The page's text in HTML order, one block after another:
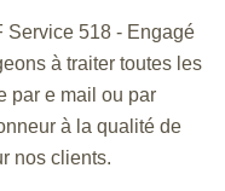
Service 518 - Engagé
à traiter toutes les
par e mail ou par
à la qualité de
nos clients.